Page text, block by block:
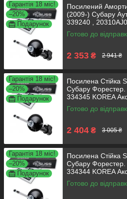
Гарантія 18 міс!
–20%
Подарунок
Посилений
(2009-) Субару
339240 ,
Готово до
2 353 ₴ 2 941 ₴
Гарантія 18 міс!
–20%
Подарунок
Посилена Стійка
Субару Форестер.
334345 KOREA
Готово до
2 404 ₴ 3 005 ₴
Гарантія 18 міс!
–20%
Подарунок
Посилена Стійка
Субару Форестер.
334344 KOREA
Готово до